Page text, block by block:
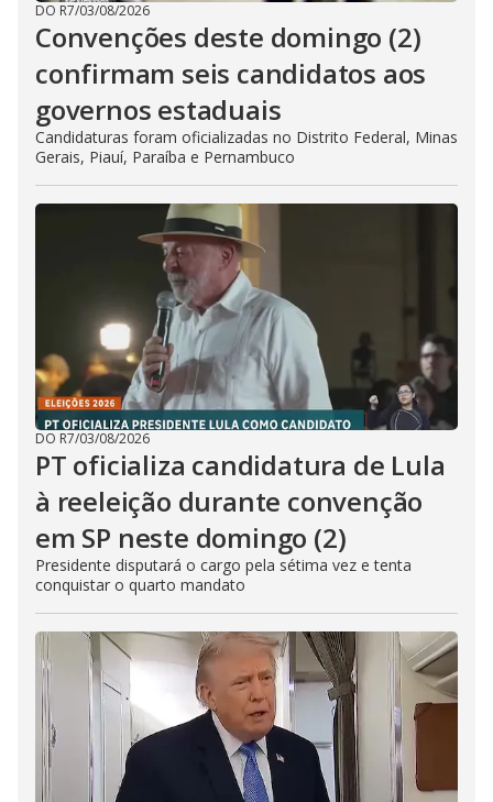
DO R7/03/08/2026
Convenções deste domingo (2)
confirmam seis candidatos aos
governos estaduais
Candidaturas foram oficializadas no Distrito Federal, Minas
Gerais, Piauí, Paraíba e Pernambuco
DO R7/03/08/2026
PT oficializa candidatura de Lula
à reeleição durante convenção
em SP neste domingo (2)
Presidente disputará o cargo pela sétima vez e tenta
conquistar o quarto mandato